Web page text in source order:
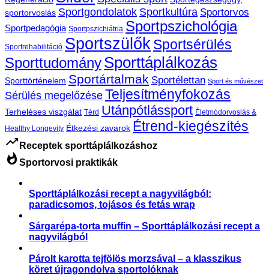
sportorvoslás Sportgondolatok Sportkultúra Sportorvos
Sportpedagógia Sportpszichiátria Sportpszichológia
Sportrehabilitáció Sportszülők Sportsérülés
SporttudománySporttáplálkozás
Sporttörténelem Sportártalmak Sportélettan Sport és művészet
Sérülés megelőzése Teljesítményfokozás
Terheléses viszgálat Térd Utánpótlássport Életmódorvoslás &
Healthy Longevity Étkezési zavarok Étrend-kiegészítés
trending_up Receptek sporttáplálkozáshoz
whatshot Sportorvosi praktikák
Sporttáplálkozási recept a nagyvilágból:
paradicsomos, tojásos és fetás wrap
Sárgarépa-torta muffin – Sporttáplálkozási recept a
nagyvilágból
Párolt karotta tejfölös morzsával – a klasszikus
köret újragondolva sportolóknak